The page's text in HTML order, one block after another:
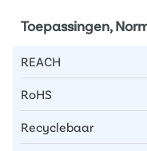
Toepassingen,
REACH
RoHS
Recyclebaar